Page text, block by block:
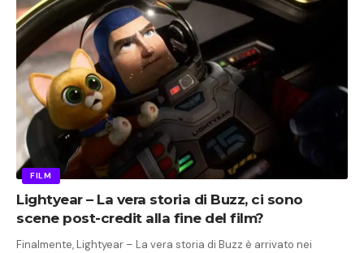
FILM
Lightyear – La vera storia di Buzz, ci sono
scene post-credit alla fine del film?
Finalmente, Lightyear – La vera storia di Buzz è arrivato nei